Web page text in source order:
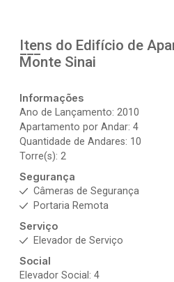
Itens do Edifício de
Monte Sinai
Informações
Ano de Lançamento: 2010
Apartamento por Andar: 4
Quantidade de Andares: 10
Torre(s): 2
Segurança
Câmeras de Segurança
Portaria Remota
Serviço
Elevador de Serviço
Social
Elevador Social: 4